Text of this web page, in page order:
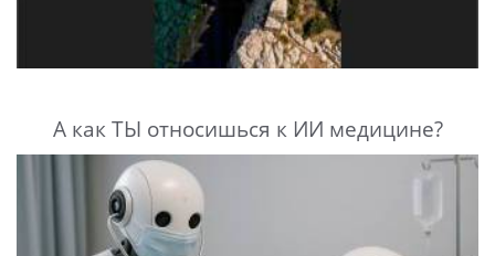
А как ТЫ относишься к ИИ медицине?